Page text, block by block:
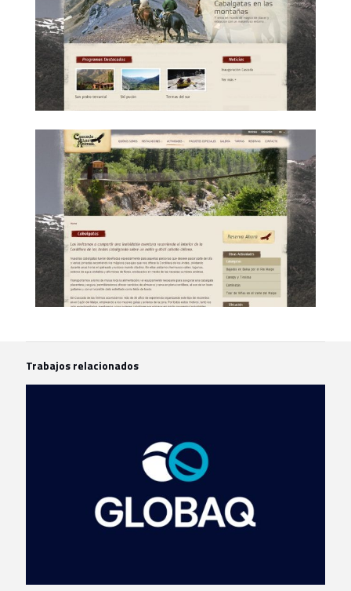
Trabajos relacionados